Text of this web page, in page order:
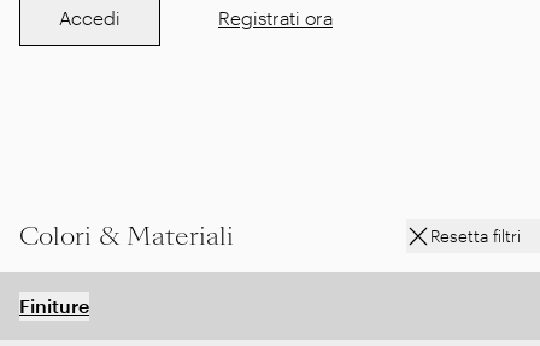
Accedi Registrati ora
Colori & Materiali Resetta filtri
Finiture